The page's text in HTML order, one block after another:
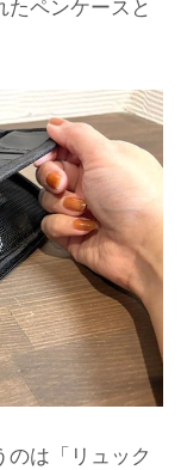
は「リュック